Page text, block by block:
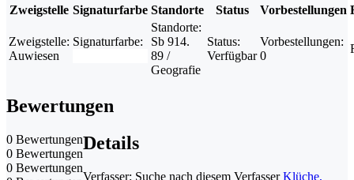
Zweigstelle Signaturfarbe Standorte Status Vorbestellungen
Zweigstelle:
Auwiesen
Signaturfarbe:
Standorte:
Sb 914.
89 /
Geografie
Status:
Verfügbar
Vorbestellungen:
0
Bewertungen
0 Bewertungen
0 Bewertungen
0 Bewertungen
Details
Verfasser: Suche nach diesem Verfasser Klüche,